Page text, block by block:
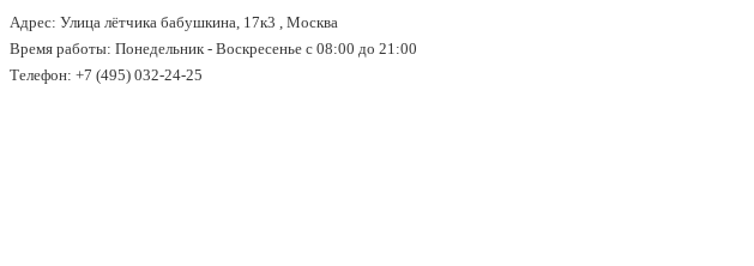
↓
Перейти
Адрес: Улица лётчика бабушкина, 17к3 , Москва
Время работы: Понедельник - Воскресенье с 08:00 до 21:00
Телефон: +7 (495) 032-24-25